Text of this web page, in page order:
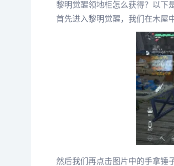
黎明觉醒领地柜怎么获得？以下
首先进入黎明觉醒，我们在木屋
然后我们再点击图片中的手拿锤